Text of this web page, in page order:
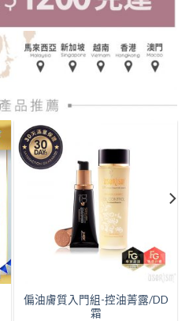
偏油膚質入門組-控油菁露/DD
霜